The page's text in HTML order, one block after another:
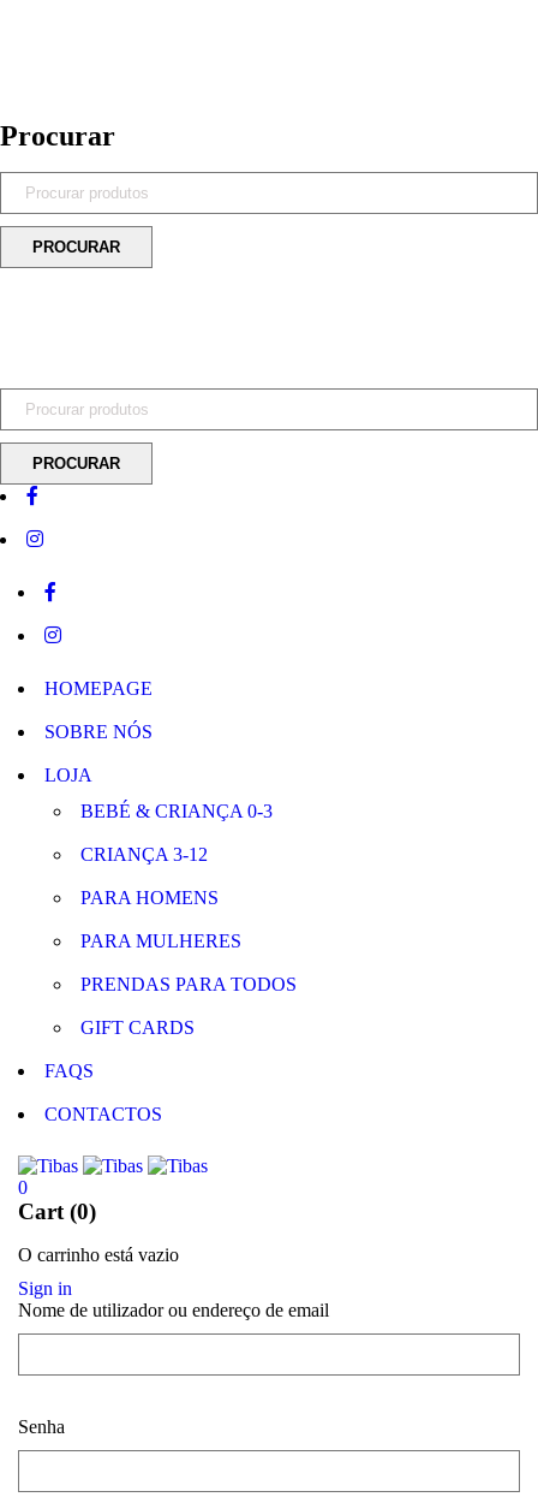
Procurar
HOMEPAGE
SOBRE NÓS
LOJA
BEBÉ & CRIANÇA 0-3
CRIANÇA 3-12
PARA HOMENS
PARA MULHERES
PRENDAS PARA TODOS
GIFT CARDS
FAQS
CONTACTOS
0
Cart (0)
O carrinho está vazio
Sign in
Nome de utilizador ou endereço de email
Senha